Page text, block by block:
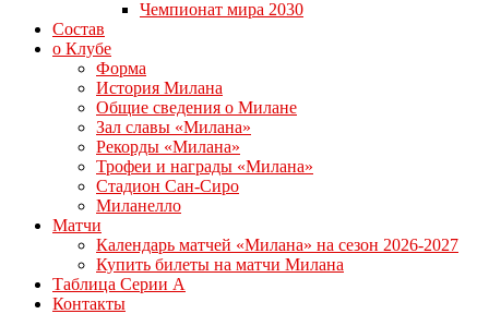
Чемпионат мира 2030
Состав
о Клубе
Форма
История Милана
Общие сведения о Милане
Зал славы «Милана»
Рекорды «Милана»
Трофеи и награды «Милана»
Стадион Сан-Сиро
Миланелло
Матчи
Календарь матчей «Милана» на сезон 2026-2027
Купить билеты на матчи Милана
Таблица Серии А
Контакты